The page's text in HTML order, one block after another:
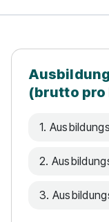
(brutto pro
1.
2.
3.